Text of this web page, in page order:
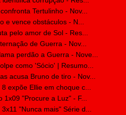
Tertulinho - Nov...
e vence obstáculos - N...
pelo amor de Sol - Res...
de Guerra - Nov...
perdão a Guerra - Nove...
como 'Sócio' | Resumo...
acusa Bruno de tiro - Nov...
expõe Ellie em choque c...
"Procure a Luz" - F...
"Nunca mais" Série d...